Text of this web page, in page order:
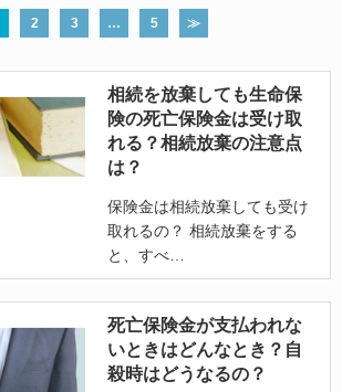
2 3 … 5 ≫
相続を放棄しても生命保
険の死亡保険金は受け取
れる？相続放棄の注意点
は？
保険金は相続放棄しても受け
取れるの？ 相続放棄をする
と、すべ
死亡保険金が支払われな
いときはどんなとき？自
殺時はどうなるの？